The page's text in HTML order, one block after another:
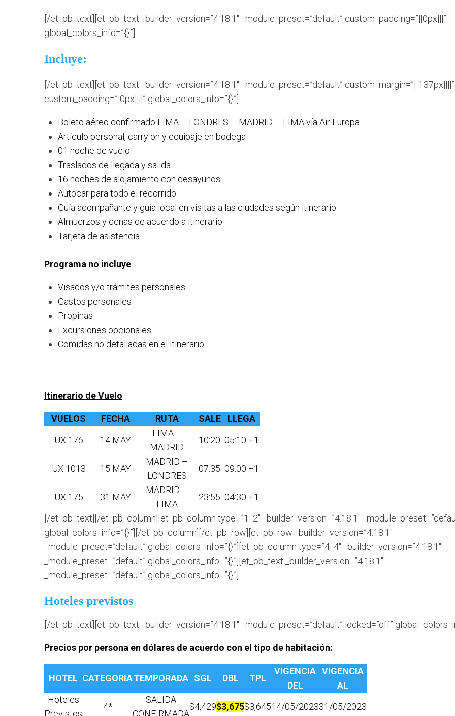
[/et_pb_text][et_pb_text _builder_version=”4.18.1″ _module_preset=”default” custom_padding=”||0px|||”
global_colors_info=”{}”]
Incluye:
[/et_pb_text][et_pb_text _builder_version=”4.18.1″ _module_preset=”default” custom_margin=”|-137px||||”
custom_padding=”|0px||||” global_colors_info=”{}”]
Boleto aéreo confirmado LIMA – LONDRES – MADRID – LIMA vía Air Europa
Artículo personal, carry on y equipaje en bodega
01 noche de vuelo
Traslados de llegada y salida
16 noches de alojamiento con desayunos
Autocar para todo el recorrido
Guía acompañante y guía local en visitas a las ciudades según itinerario
Almuerzos y cenas de acuerdo a itinerario
Tarjeta de asistencia
Programa no incluye
Visados y/o trámites personales
Gastos personales
Propinas
Excursiones opcionales
Comidas no detalladas en el itinerario
Itinerario de Vuelo
VUELOS FECHA RUTA SALE
LLEGA
UX 176
14 MAY
LIMA –
MADRID
10:20 05:10 +1
UX 1013 15 MAY
MADRID –
LONDRES
07:35 09:00 +1
UX 175 31 MAY
MADRID –
LIMA
23:55 04:30 +1
[/et_pb_text][/et_pb_column][et_pb_column type=”1_2″ _builder_version=”4.18.1″
global_colors_info=”{}”][/et_pb_column][/et_pb_row][et_pb_row _builder_version=”4.18.1″
_module_preset=”default” global_colors_info=”{}”][et_pb_column type=”4_4″ _builder_version=”4.18.1″
_module_preset=”default” global_colors_info=”{}”][et_pb_text _builder_version=”4.18.1″
_module_preset=”default” global_colors_info=”{}”]
Hoteles previstos
[/et_pb_text][et_pb_text _builder_version=”4.18.1″ _module_preset=”default” locked=”off”
Precios por persona en dólares de acuerdo con el tipo de habitación:
HOTEL CATEGORIATEMPORADA SGL DBL TPL
VIGENCIA
DEL
VIGENCIA
AL
Hoteles
Previstos
4*
SALIDA
CONFIRMADA
$4,429$3,675$3,64514/05/202331/05/2023